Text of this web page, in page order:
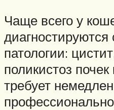
Чаще всего у
патологии:
поликистоз
требует